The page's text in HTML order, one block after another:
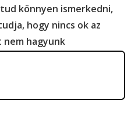
könnyen ismerkedni,
hogy nincs ok az
hagyunk
dolog, amivel a PT-